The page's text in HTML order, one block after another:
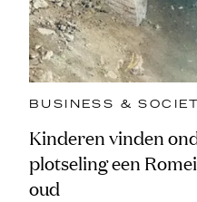
BUSINESS &
Kinderen vinden
plotseling een
oud